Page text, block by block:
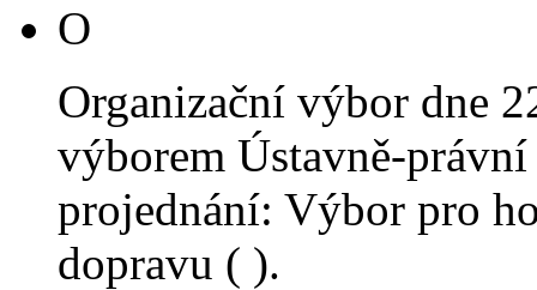
O
Organizační výbor dne
výborem Ústavně-
projednání: Výbor pro
dopravu ( ).